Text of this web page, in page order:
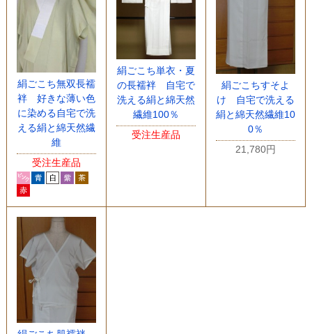
絹ごこち無双長襦
袢 好きな薄い色
に染める自宅で洗
える絹と綿天然繊
維
受注生産品
絹ごこち単衣・夏
の長襦袢 自宅で
洗える絹と綿天然
繊維100％
受注生産品
絹ごこちすそよ
け 自宅で洗える
絹と綿天然繊維10
0％
21,780円